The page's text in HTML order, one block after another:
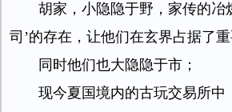
胡家，小隐隐于野，家传的冶
司’的存在，让他们在玄界占据了重
同时他们也大隐隐于市；
现今夏国境内的古玩交易所中